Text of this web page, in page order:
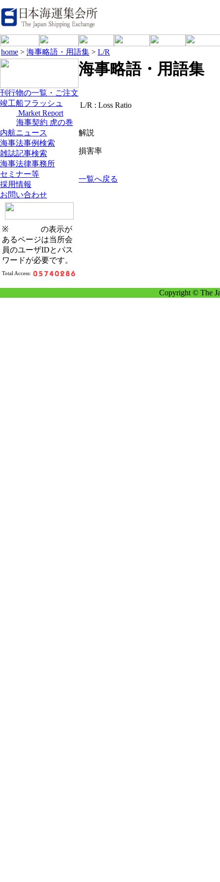
home > 海事略語・用語集 > L/R
刊行物の一覧・ご注文
竣工船フラッシュ
Market Report
海事契約 虎の巻
内航ニュース
海事法事例検索
雑誌記事検索
海事法律事務所
セミナー等
採用情報
お問い合わせ
※
の表示が
あるページは当所会
員のユーザIDとパス
ワードが必要です。
Total Access:
海事略語・用語集
L/R : Loss Ratio
解説
損害率
一覧へ戻る
Copyright © The